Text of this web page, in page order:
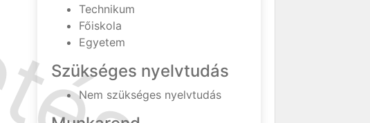
Technikum
Főiskola
Egyetem
Szükséges nyelvtudás
Nem szükséges nyelvtudás